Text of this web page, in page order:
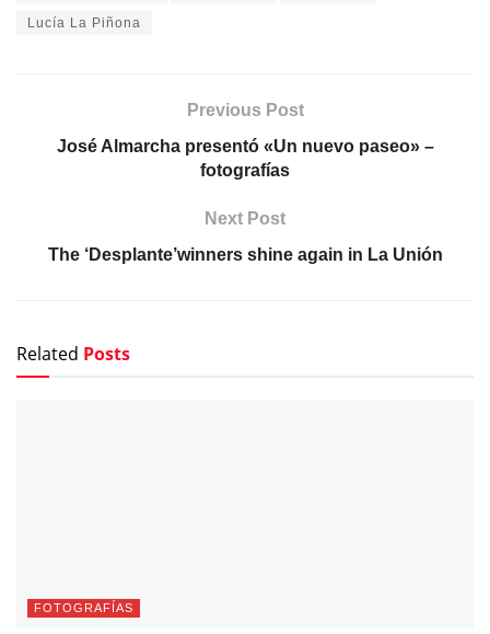
Lucía La Piñona
Previous Post
José Almarcha presentó «Un nuevo paseo» –
fotografías
Next Post
The ‘Desplante’winners shine again in La Unión
Related Posts
FOTOGRAFÍAS